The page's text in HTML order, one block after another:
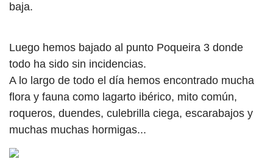
baja.
Luego hemos bajado al punto Poqueira 3 donde
todo ha sido sin incidencias.
A lo largo de todo el día hemos encontrado mucha
flora y fauna como lagarto ibérico, mito común,
roqueros, duendes, culebrilla ciega, escarabajos y
muchas muchas hormigas...